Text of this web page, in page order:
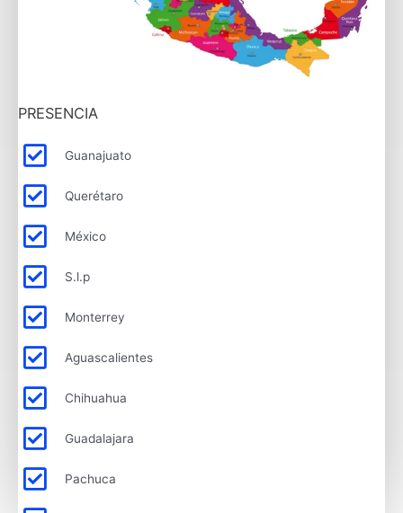
PRESENCIA
Guanajuato
Querétaro
México
S.l.p
Monterrey
Aguascalientes
Chihuahua
Guadalajara
Pachuca